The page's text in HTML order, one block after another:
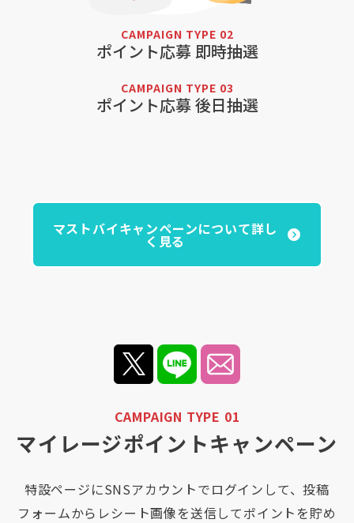
CAMPAIGN TYPE 02
ポイント応募 即時抽選
CAMPAIGN TYPE 03
ポイント応募 後日抽選
マストバイキャンペーンについて詳し
く見る
CAMPAIGN TYPE 01
マイレージポイントキャンペーン
特設ページにSNSアカウントでログインして、投稿
フォームからレシート画像を送信してポイントを貯め